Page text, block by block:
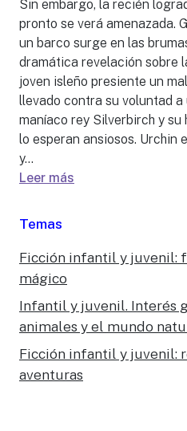
Sin embargo, la recién
pronto se verá amenazada.
un barco surge en las
dramática revelación sobre
joven isleño presiente un
llevado contra su voluntad a
maníaco rey Silverbirch y su
lo esperan ansiosos. Urchin
y...
Leer más
Temas
Ficción infantil y juvenil:
mágico
Infantil y juvenil. Interés
animales y el mundo
Ficción infantil y juvenil:
aventuras